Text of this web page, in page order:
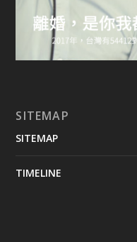
SITEMAP
SITEMAP
TIMELINE